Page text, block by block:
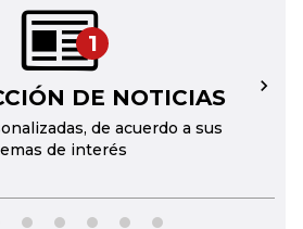
1
DE NOTICIAS
de acuerdo a sus
de interés
→